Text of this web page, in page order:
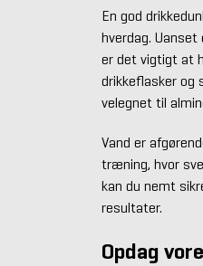
En god
hverdag.
er det vigtigt at
drikkeflasker og
velegnet til
Vand er
træning, hvor
kan du nemt
resultater.
Opdag